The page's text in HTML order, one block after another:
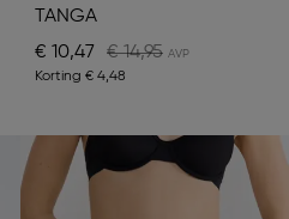
TANGA
€ 10,47
€ 14,95
Korting € 4,48